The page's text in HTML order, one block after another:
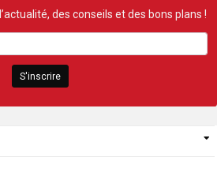
des conseils et des bons plans !
S'inscrire